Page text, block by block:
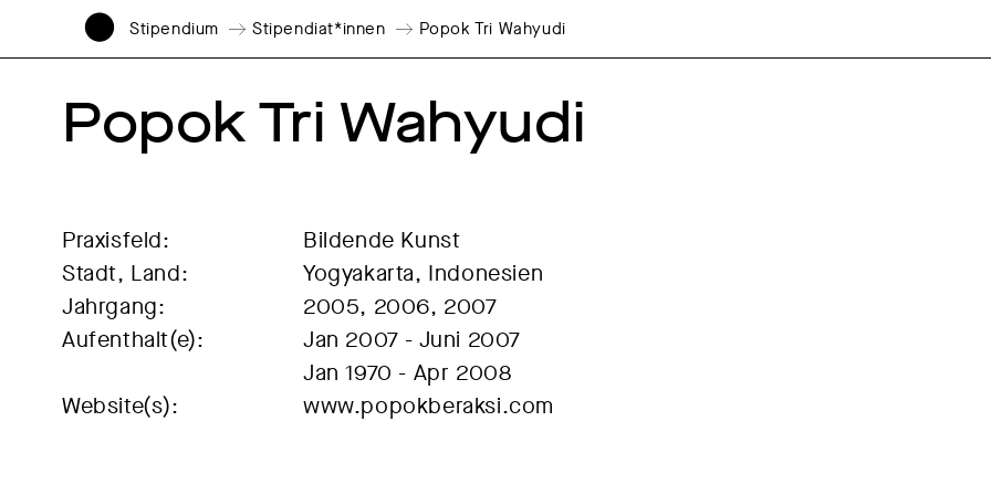
Stipendium Stipendiat*innen Popok Tri Wahyudi
Popok Tri Wahyudi
Praxisfeld:
Bildende Kunst
Stadt, Land:
Yogyakarta, Indonesien
Jahrgang:
2005, 2006, 2007
Aufenthalt(e):
Jan 2007 - Juni 2007
Jan 1970 - Apr 2008
Website(s):
www.popokberaksi.com